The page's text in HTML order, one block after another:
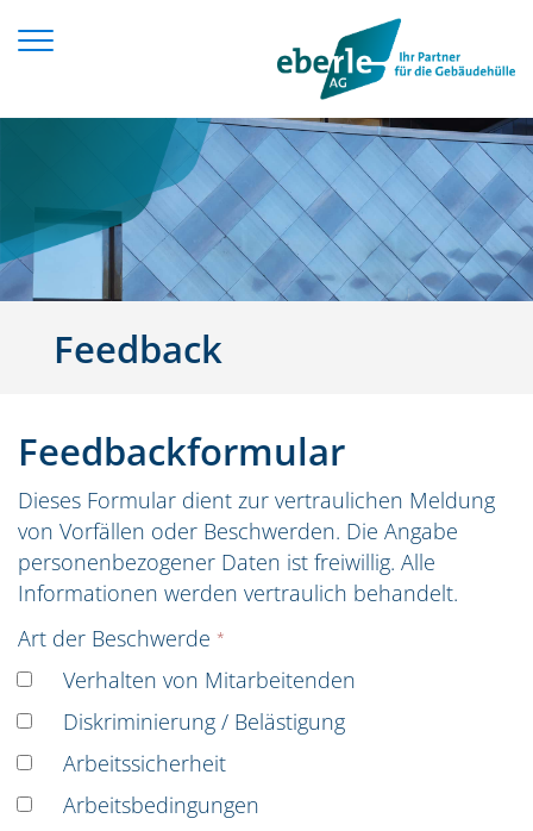
Feedback
Feedbackformular
Dieses Formular dient zur vertraulichen Meldung
von Vorfällen oder Beschwerden. Die Angabe
personenbezogener Daten ist freiwillig. Alle
Informationen werden vertraulich behandelt.
Art der Beschwerde
Verhalten von Mitarbeitenden
Diskriminierung / Belästigung
Arbeitssicherheit
Arbeitsbedingungen